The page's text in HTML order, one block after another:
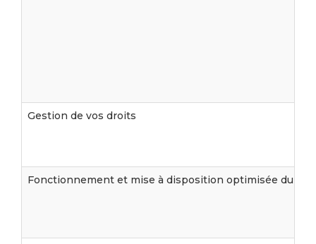
Gestion de vos droits
Fonctionnement et mise à disposition optimisée du Site